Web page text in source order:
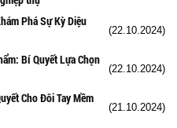
Phá Sự Kỳ Diệu
(22.10.2024)
Bí Quyết Lựa Chọn
(22.10.2024)
Cho Đôi Tay Mềm
(21.10.2024)